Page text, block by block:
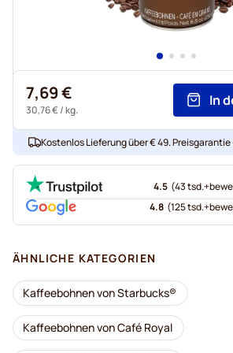
7,69 €
30,76 €/ kg.
In
Kostenlos Lieferung über € 49. Preisgarantie
4.5 (43 tsd.+
4.8 (125 tsd.+
ÄHNLICHE KATEGORIEN
Kaffeebohnen von Starbucks®
Kaffeebohnen von Café Royal